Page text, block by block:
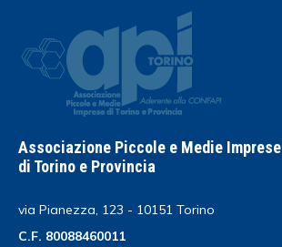
Associazione Piccole e Medie Imprese
di Torino e Provincia
via Pianezza, 123 - 10151 Torino
C.F. 80088460011